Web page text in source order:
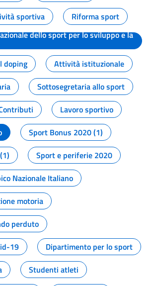
sportiva
Riforma sport
dello sport per lo sviluppo e la
doping
Attività istituzionale
Sottosegretaria allo sport
Lavoro sportivo
Sport Bonus 2020 (1)
Sport e periferie 2020
Nazionale Italiano
motoria
perduto
19
Dipartimento per lo sport
Studenti atleti